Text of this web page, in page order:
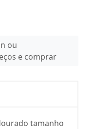
ou
e comprar
tamanho